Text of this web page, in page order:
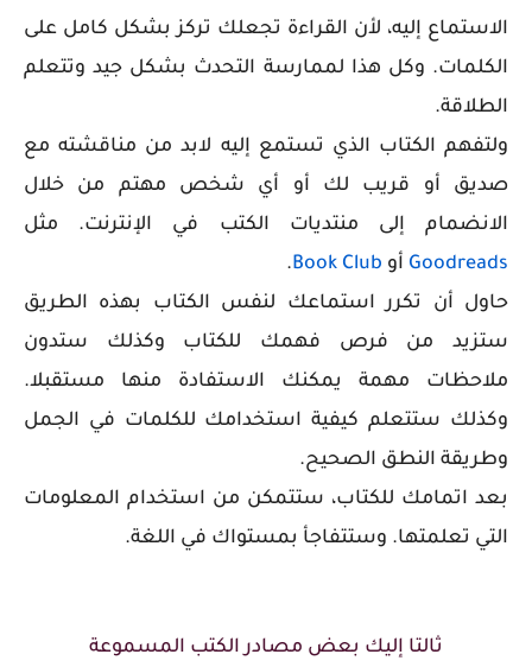
الاستماع إليه، لأن القراءة تجعلك تركز بشكل كامل على
الكلمات. وكل هذا لممارسة التحدث بشكل جيد وتتعلم
الطلاقة.
ولتفهم الكتاب الذي تستمع إليه لابد من مناقشته مع
صديق أو قريب لك أو أي شخص مهتم من خلال
الانضمام إلى منتديات الكتب في الإنترنت. مثل
Goodreads أو Book Club
.
حاول أن تكرر استماعك لنفس الكتاب بهذه الطريق
ستزيد من فرص فهمك للكتاب وكذلك ستدون
ملاحظات مهمة يمكنك الاستفادة منها مستقبلا.
وكذلك ستتعلم كيفية استخدامك للكلمات في الجمل
وطريقة النطق الصحيح.
بعد اتمامك للكتاب، ستتمكن من استخدام المعلومات
التي تعلمتها. وستتفاجأ بمستواك في اللغة.
ثالتا إليك بعض مصادر الكتب المسموعة